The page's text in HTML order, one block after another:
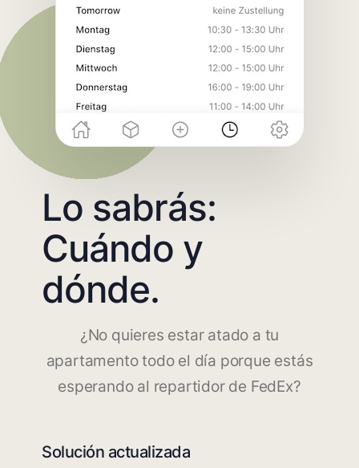
Lo sabrás:
Cuándo y
dónde.
¿No quieres estar atado a tu
apartamento todo el día porque estás
esperando al repartidor de FedEx?
Solución actualizada